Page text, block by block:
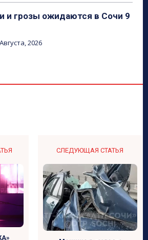
и грозы ожидаются в Сочи 9
2026
СЛЕДУЮЩАЯ СТАТЬЯ